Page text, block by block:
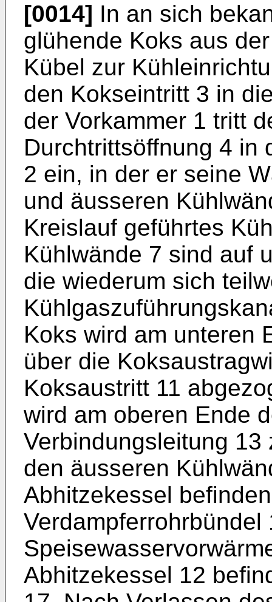
[0014] In an sich
glühende Koks aus
Kübel zur
den Kokseintritt 3 in
der Vorkammer 1 tritt
Durchtrittsöffnung 4 in
2 ein, in der er seine
und äusseren
Kreislauf geführtes
Kühlwände 7 sind auf
die wiederum sich
Koks wird am unteren
über die
Koksaustritt 11
wird am oberen Ende
Verbindungsleitung
den äusseren
Abhitzekessel
Abhitzekessel 12